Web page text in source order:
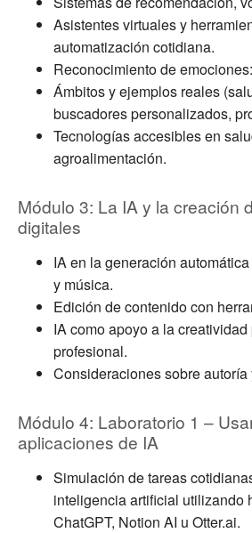
Asistentes virtuales y
automatización cotidiana.
Reconocimiento de
Ámbitos y ejemplos reales
buscadores personalizados,
Tecnologías accesibles en
agroalimentación.
Módulo 3: La IA y la creación
digitales
IA en la generación
y música.
Edición de contenido con
IA como apoyo a la
profesional.
Consideraciones sobre
Módulo 4: Laboratorio 1 –
aplicaciones de IA
Simulación de tareas
inteligencia artificial utilizando
ChatGPT, Notion AI u Otter.ai.